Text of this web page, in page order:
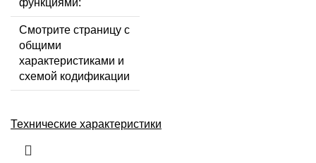
функциями:
Смотрите страницу с
общими
характеристиками и
схемой кодификации
Технические характеристики